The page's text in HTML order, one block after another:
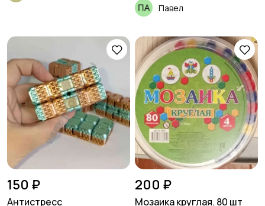
Павел
150 ₽
Антистресс
200 ₽
Мозаика круглая. 80 шт